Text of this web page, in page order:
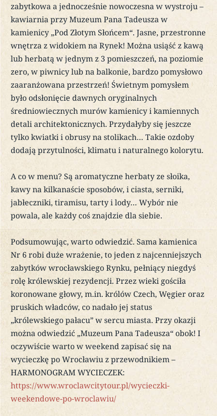
zabytkowa a jednocześnie nowoczesna w wystroju –
kawiarnia przy Muzeum Pana Tadeusza w
kamienicy „Pod Złotym Słońcem“. Jasne, przestronne
wnętrza z widokiem na Rynek! Można usiąść z kawą
lub herbatą w jednym z 3 pomieszczeń, na poziomie
zero, w piwnicy lub na balkonie, bardzo pomysłowo
zaaranżowana przestrzeń! Świetnym pomysłem
było odsłonięcie dawnych oryginalnych
średniowiecznych murów kamienicy i kamiennych
detali architektonicznych. Przydałyby się jeszcze
tylko kwiatki i obrusy na stolikach… Takie ozdoby
dodają przytulności, klimatu i naturalnego kolorytu.
A co w menu? Są aromatyczne herbaty ze słoika,
kawy na kilkanaście sposobów, i ciasta, serniki,
jabłeczniki, tiramisu, tarty i lody… Wybór nie
powala, ale każdy coś znajdzie dla siebie.
Podsumowując, warto odwiedzić. Sama kamienica
Nr 6 robi duże wrażenie, to jeden z najcenniejszych
zabytków wrocławskiego Rynku, pełniący niegdyś
rolę królewskiej rezydencji. Przez wieki gościła
koronowane głowy, m.in. królów Czech, Węgier oraz
pruskich władców, co nadało jej status
„królewskiego pałacu” w sercu miasta. Przy okazji
można odwiedzić „Muzeum Pana Tadeusza“ obok! I
oczywiście warto w weekend zapisać się na
wycieczkę po Wrocławiu z przewodnikiem –
HARMONOGRAM WYCIECZEK:
https://www.wroclawcitytour.pl/wycieczki-
weekendowe-po-wroclawiu/